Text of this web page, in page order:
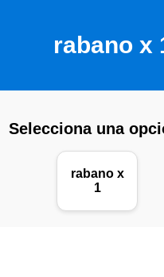
rabano x
Selecciona una
rabano x
1